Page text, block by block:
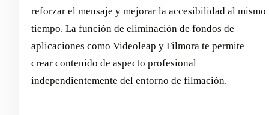
reforzar el mensaje y mejorar la accesibilidad al mismo
tiempo. La función de eliminación de fondos de
aplicaciones como Videoleap y Filmora te permite
crear contenido de aspecto profesional
independientemente del entorno de filmación.